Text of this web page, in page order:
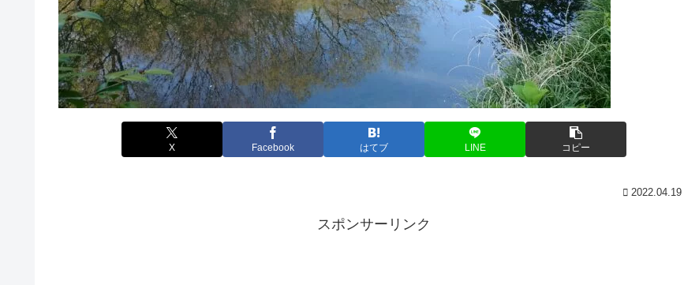
X Facebook はてブ LINE コピー
2022.04.19
スポンサーリンク